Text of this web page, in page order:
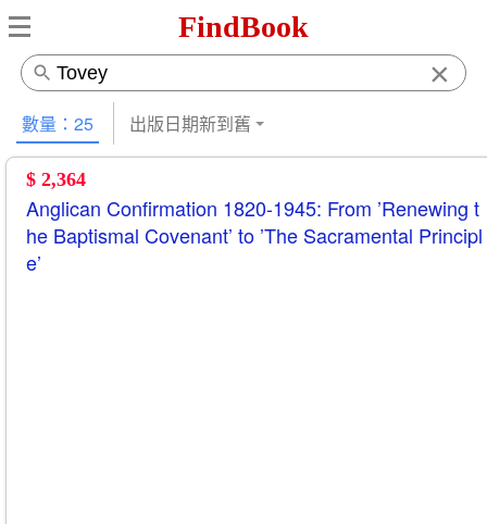
FindBook
×
數量：25 出版日期新到舊
$ 2,364
Anglican Confirmation 1820-1945: From ’Renewing t
he Baptismal Covenant’ to ’The Sacramental Principl
e’